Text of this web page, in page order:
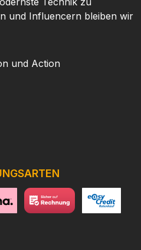
und Influencern bleiben wir
und Action